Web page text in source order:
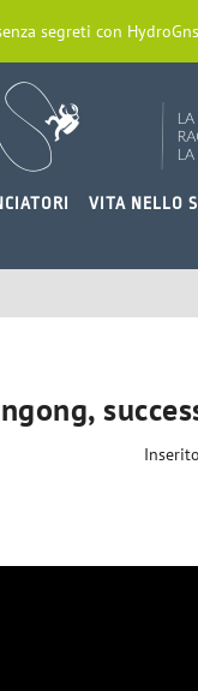
segreti con
VITA NELLO